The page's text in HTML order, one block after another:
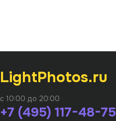
LightPhotos.ru
с 10:00 до 20:00
+7 (495) 117-48-75